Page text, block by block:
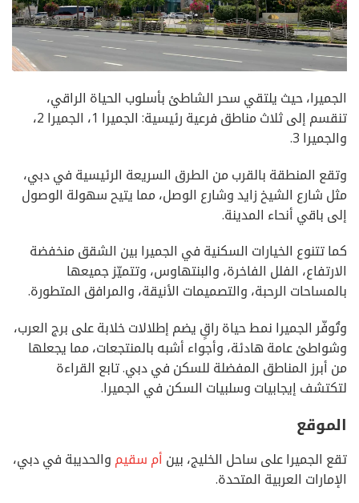
الجميرا، حيث يلتقي سحر الشاطئ بأسلوب الحياة الراقي،
تنقسم إلى ثلاث مناطق فرعية رئيسية: الجميرا 1، الجميرا 2،
والجميرا 3.
وتقع المنطقة بالقرب من الطرق السريعة الرئيسية في دبي،
مثل شارع الشيخ زايد وشارع الوصل، مما يتيح سهولة الوصول
إلى باقي أنحاء المدينة.
كما تتنوع الخيارات السكنية في الجميرا بين الشقق منخفضة
الارتفاع، الفلل الفاخرة، والبنتهاوس، وتتميّز جميعها
بالمساحات الرحبة، والتصميمات الأنيقة، والمرافق المتطورة.
وتُوفّر الجميرا نمط حياة راقٍ يضم إطلالات خلابة على برج العرب،
وشواطئ عامة هادئة، وأجواء أشبه بالمنتجعات، مما يجعلها
من أبرز المناطق المفضلة للسكن في دبي. تابع القراءة
لتكتشف إيجابيات وسلبيات السكن في الجميرا.
الموقع
تقع الجميرا على ساحل الخليج، بينأم سقيموالحديبة في دبي،
الإمارات العربية المتحدة.